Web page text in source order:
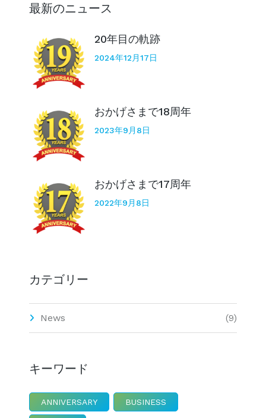
最新のニュース
20年目の軌跡
2024年12月17日
おかげさまで18周年
2023年9月8日
おかげさまで17周年
2022年9月8日
カテゴリー
News (9)
キーワード
ANNIVERSARY BUSINESS